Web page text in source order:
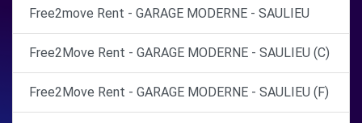
Free2move Rent - GARAGE MODERNE - SAULIEU
Free2Move Rent - GARAGE MODERNE - SAULIEU (C)
Free2Move Rent - GARAGE MODERNE - SAULIEU (F)